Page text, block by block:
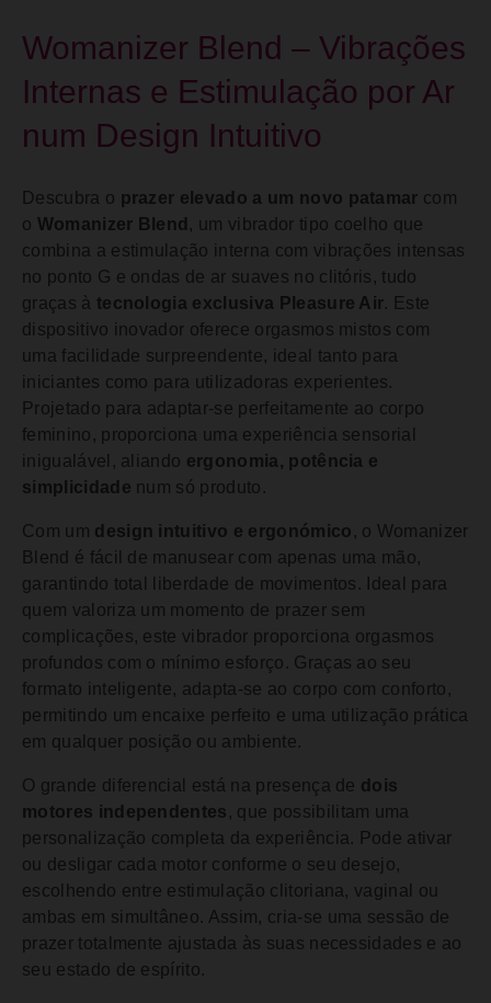
Womanizer Blend – Vibrações
Internas e Estimulação por Ar
num Design Intuitivo
Descubra o prazer elevado a um novo patamar com
o Womanizer Blend , um vibrador tipo coelho que
combina a estimulação interna com vibrações intensas
no ponto G e ondas de ar suaves no clitóris, tudo
graças à tecnologia exclusiva Pleasure Air. Este
dispositivo inovador oferece orgasmos mistos com
uma facilidade surpreendente, ideal tanto para
iniciantes como para utilizadoras experientes.
Projetado para adaptar-se perfeitamente ao corpo
feminino, proporciona uma experiência sensorial
inigualável, aliando ergonomia, potência e
simplicidade num só produto.
Com um design intuitivo e ergonómico , o Womanizer
Blend é fácil de manusear com apenas uma mão,
garantindo total liberdade de movimentos. Ideal para
quem valoriza um momento de prazer sem
complicações, este vibrador proporciona orgasmos
profundos com o mínimo esforço. Graças ao seu
formato inteligente, adapta-se ao corpo com conforto,
permitindo um encaixe perfeito e uma utilização prática
em qualquer posição ou ambiente.
O grande diferencial está na presença de dois
motores independentes , que possibilitam uma
personalização completa da experiência. Pode ativar
ou desligar cada motor conforme o seu desejo,
escolhendo entre estimulação clitoriana, vaginal ou
ambas em simultâneo. Assim, cria-se uma sessão de
prazer totalmente ajustada às suas necessidades e ao
seu estado de espírito.